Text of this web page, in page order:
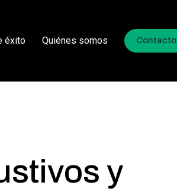
éxito Quiénes somos Contacto
y